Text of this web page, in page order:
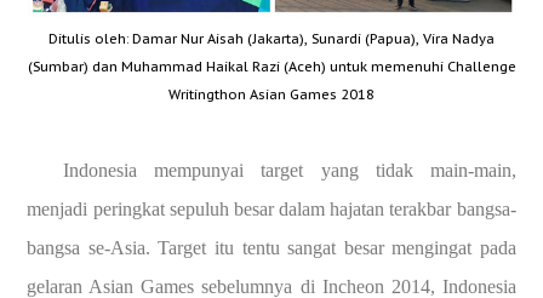
Ditulis oleh: Damar Nur Aisah (Jakarta), Sunardi (Papua), Vira Nadya
(Sumbar) dan Muhammad Haikal Razi (Aceh) untuk memenuhi Challenge
Writingthon Asian Games 2018
Indonesia mempunyai target yang tidak main-main,
menjadi peringkat sepuluh besar dalam hajatan terakbar bangsa-
bangsa se-Asia. Target itu tentu sangat besar mengingat pada
gelaran Asian Games sebelumnya di Incheon 2014, Indonesia